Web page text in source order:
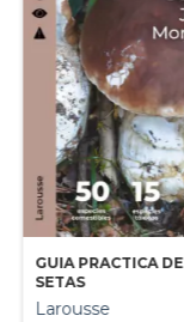
GUIA PRACTICA DE
SETAS
Larousse